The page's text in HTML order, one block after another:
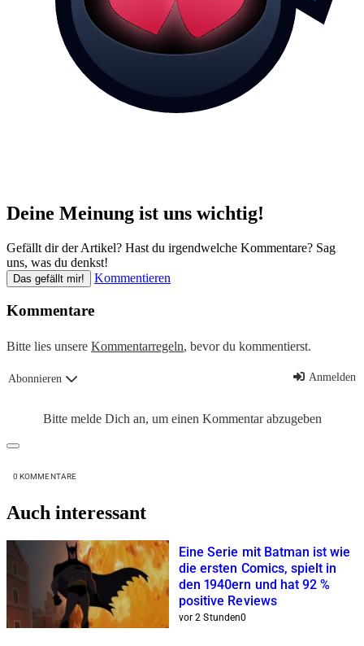
Deine Meinung ist uns wichtig!
Gefällt dir der Artikel? Hast du irgendwelche Kommentare? Sag
uns, was du denkst!
Das gefällt mir! Kommentieren
Kommentare
Bitte lies unsere Kommentarregeln, bevor du kommentierst.
Abonnieren Anmelden
Bitte melde Dich an, um einen Kommentar abzugeben
0 KOMMENTARE
Auch interessant
Eine Serie mit Batman ist wie
die ersten Comics, spielt in
den 1940ern und hat 92 %
positive Reviews
vor 2 Stunden0